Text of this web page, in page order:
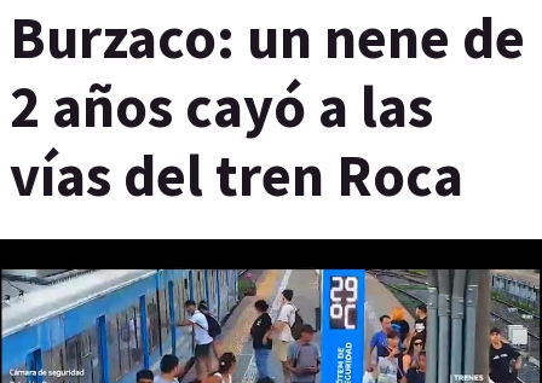
Burzaco: un nene de
2 años cayó a las
vías del tren Roca